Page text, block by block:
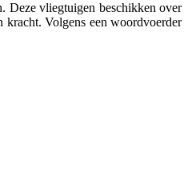
Deze vliegtuigen beschikken over
kracht. Volgens een woordvoerder